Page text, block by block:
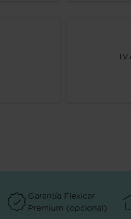
Garantía Flexicar
Premium (opcional)